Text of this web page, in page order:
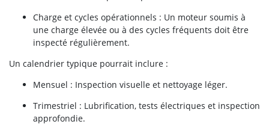
Charge et cycles opérationnels : Un moteur soumis à
une charge élevée ou à des cycles fréquents doit être
inspecté régulièrement.
Un calendrier typique pourrait inclure :
Mensuel : Inspection visuelle et nettoyage léger.
Trimestriel : Lubrification, tests électriques et inspection
approfondie.